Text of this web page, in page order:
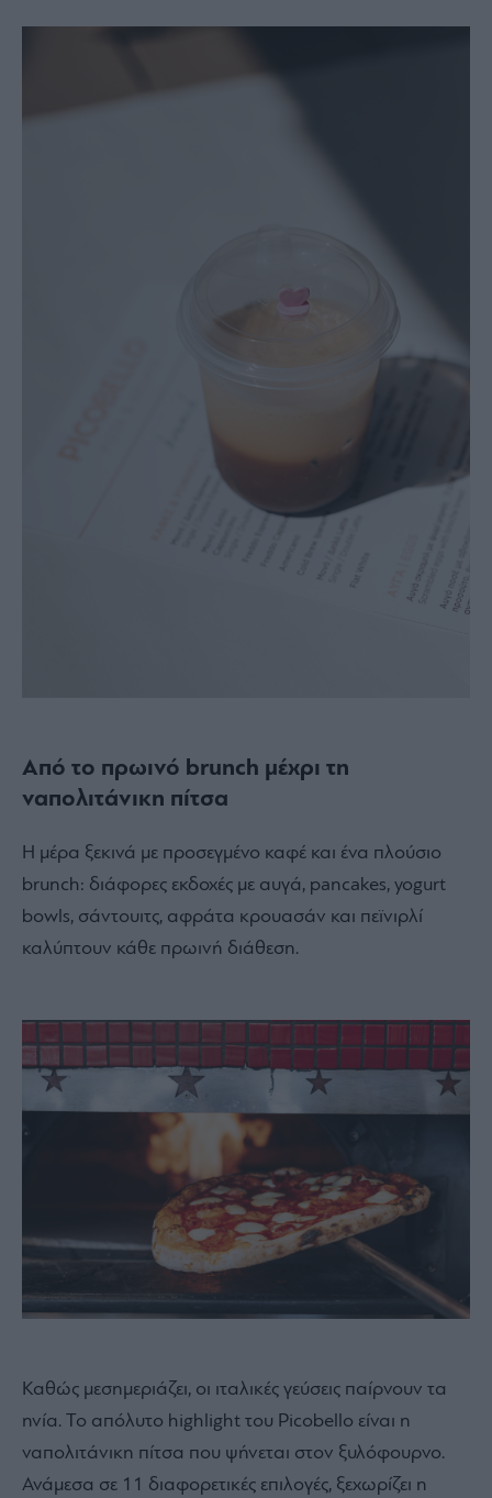
Από το πρωινό brunch μέχρι τη
ναπολιτάνικη πίτσα
Η μέρα ξεκινά με προσεγμένο καφέ και ένα πλούσιο
brunch: διάφορες εκδοχές με αυγά, pancakes, yogurt
bowls, σάντουιτς, αφράτα κρουασάν και πεϊνιρλί
καλύπτουν κάθε πρωινή διάθεση.
Καθώς μεσημεριάζει, οι ιταλικές γεύσεις παίρνουν τα
ηνία. Το απόλυτο highlight του Picobello είναι η
ναπολιτάνικη πίτσα που ψήνεται στον ξυλόφουρνο.
Ανάμεσα σε 11 διαφορετικές επιλογές, ξεχωρίζει η